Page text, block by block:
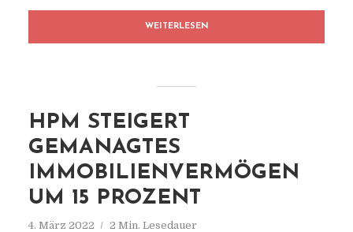
WEITERLESEN
HPM STEIGERT
GEMANAGTES
IMMOBILIENVERMÖGEN
UM 15 PROZENT
4. März 2022 2 Min. Lesedauer